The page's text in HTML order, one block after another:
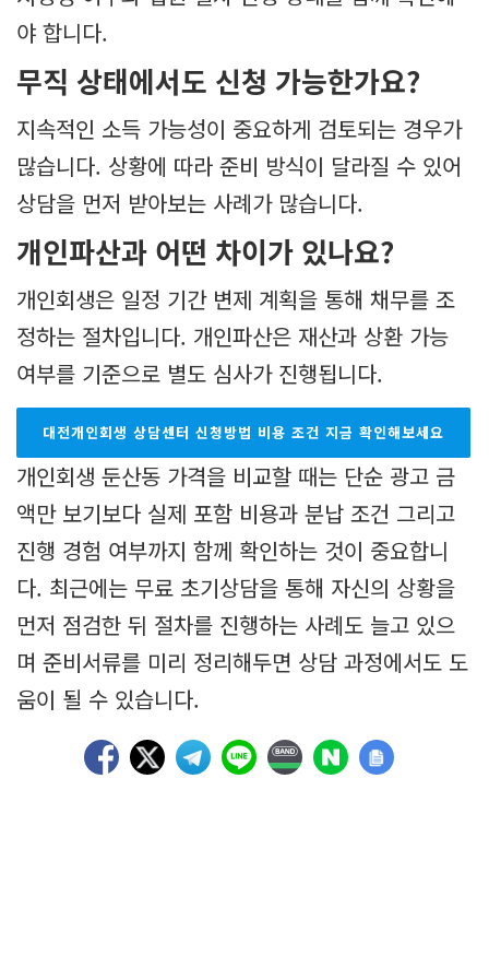
야 합니다.
무직 상태에서도 신청 가능한가요?
지속적인 소득 가능성이 중요하게 검토되는 경우가
많습니다. 상황에 따라 준비 방식이 달라질 수 있어
상담을 먼저 받아보는 사례가 많습니다.
개인파산과 어떤 차이가 있나요?
개인회생은 일정 기간 변제 계획을 통해 채무를 조
정하는 절차입니다. 개인파산은 재산과 상환 가능
여부를 기준으로 별도 심사가 진행됩니다.
대전개인회생 상담센터 신청방법 비용 조건 지금 확인해보세요
개인회생 둔산동 가격을 비교할 때는 단순 광고 금
액만 보기보다 실제 포함 비용과 분납 조건 그리고
진행 경험 여부까지 함께 확인하는 것이 중요합니
다. 최근에는 무료 초기상담을 통해 자신의 상황을
먼저 점검한 뒤 절차를 진행하는 사례도 늘고 있으
며 준비서류를 미리 정리해두면 상담 과정에서도 도
움이 될 수 있습니다.